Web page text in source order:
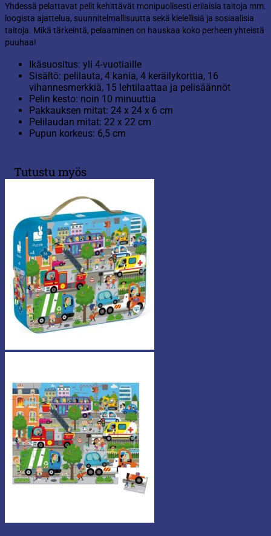
Yhdessä pelattavat pelit kehittävät monipuolisesti erilaisia taitoja mm.
loogista ajattelua, suunnitelmallisuutta sekä kielellisiä ja sosiaalisia
taitoja. Mikä tärkeintä, pelaaminen on hauskaa koko perheen yhteistä
puuhaa!
Ikäsuositus: yli 4-vuotiaille
Sisältö: pelilauta, 4 kania, 4 keräilykorttia, 16
vihannesmerkkiä, 15 lehtilaattaa ja pelisäännöt
Pelin kesto: noin 10 minuuttia
Pakkauksen mitat: 24 x 24 x 6 cm
Pelilaudan mitat: 22 x 22 cm
Pupun korkeus: 6,5 cm
Tutustu myös